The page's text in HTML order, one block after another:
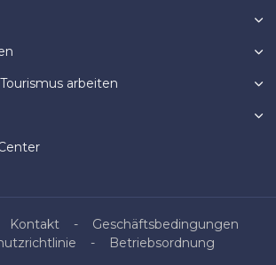
arbeiten
Kontakt
Geschäftsbedingungen
Betriebsordnung